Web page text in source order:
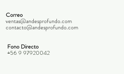
Correo
ventas@andesprofundo.com
contacto@andesprofundo.com
Fono Directo
+56 9 97920042